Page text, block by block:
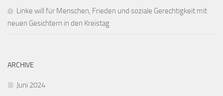
Linke will für Menschen, Frieden und soziale Gerechtigkeit mit
neuen Gesichtern in den Kreistag
ARCHIVE
Juni 2024